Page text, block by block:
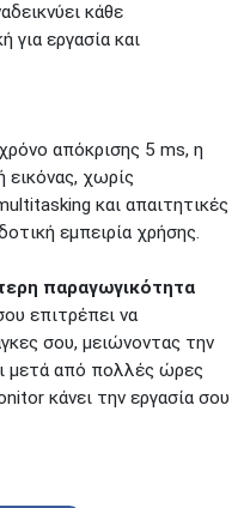
κάθε
για εργασία και
απόκρισης 5 ms, η
εικόνας, χωρίς
και απαιτητικές
εμπειρία χρήσης.
παραγωγικότητα
επιτρέπει να
σου, μειώνοντας την
μετά από πολλές ώρες
κάνει την εργασία σου